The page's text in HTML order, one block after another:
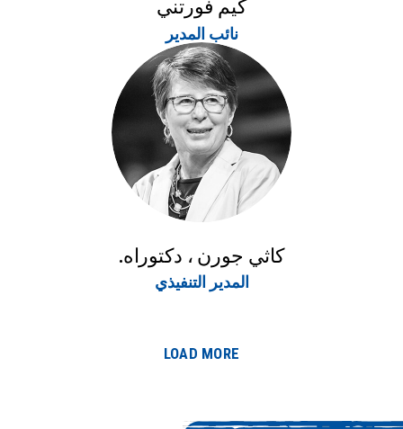
كيم فورتني
نائب المدير
كاثي جورن ، دكتوراه.
المدير التنفيذي
LOAD MORE